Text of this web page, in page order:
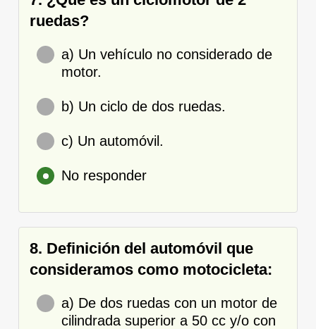
ruedas?
a) Un vehículo no considerado de
motor.
b) Un ciclo de dos ruedas.
c) Un automóvil.
No responder
8. Definición del automóvil que
consideramos como motocicleta:
a) De dos ruedas con un motor de
cilindrada superior a 50 cc y/o con